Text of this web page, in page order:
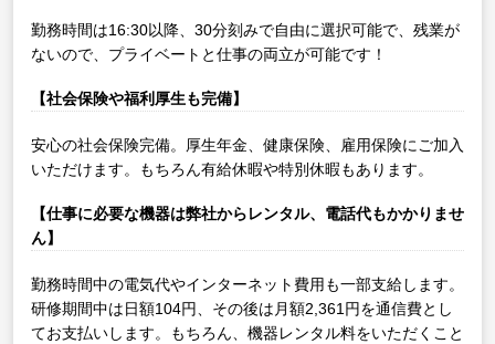
勤務時間は16:30以降、30分刻みで自由に選択可能で、残業が
ないので、プライベートと仕事の両立が可能です！
【社会保険や福利厚生も完備】
安心の社会保険完備。厚生年金、健康保険、雇用保険にご加入
いただけます。もちろん有給休暇や特別休暇もあります。
【仕事に必要な機器は弊社からレンタル、電話代もかかりませ
ん】
勤務時間中の電気代やインターネット費用も一部支給します。
研修期間中は日額104円、その後は月額2,361円を通信費とし
てお支払いします。もちろん、機器レンタル料をいただくこと